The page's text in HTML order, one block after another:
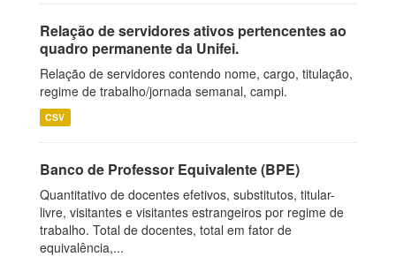
Relação de servidores ativos pertencentes ao
quadro permanente da Unifei.
Relação de servidores contendo nome, cargo, titulação,
regime de trabalho/jornada semanal, campi.
CSV
Banco de Professor Equivalente (BPE)
Quantitativo de docentes efetivos, substitutos, titular-
livre, visitantes e visitantes estrangeiros por regime de
trabalho. Total de docentes, total em fator de
equivalência,...